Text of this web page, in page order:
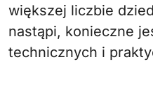
większej liczbie
nastąpi, konieczne
technicznych i